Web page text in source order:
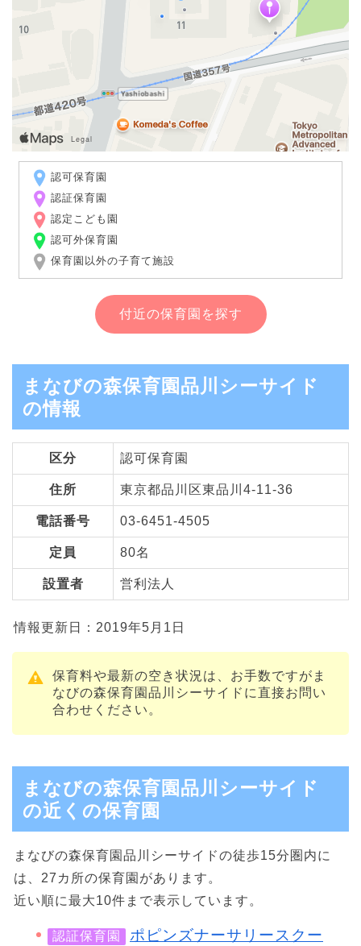
認可保育園
認証保育園
認定こども園
認可外保育園
保育園以外の子育て施設
付近の保育園を探す
まなびの森保育園品川シーサイド
の情報
区分 認可保育園
住所 東京都品川区東品川4-11-36
電話番号 03-6451-4505
定員 80名
設置者 営利法人
情報更新日：2019年5月1日
保育料や最新の空き状況は、お手数ですがま
なびの森保育園品川シーサイドに直接お問い
合わせください。
まなびの森保育園品川シーサイド
の近くの保育園
まなびの森保育園品川シーサイドの徒歩15分圏内に
は、27カ所の保育園があります。
近い順に最大10件まで表示しています。
認証保育園 ポピンズナーサリースクー